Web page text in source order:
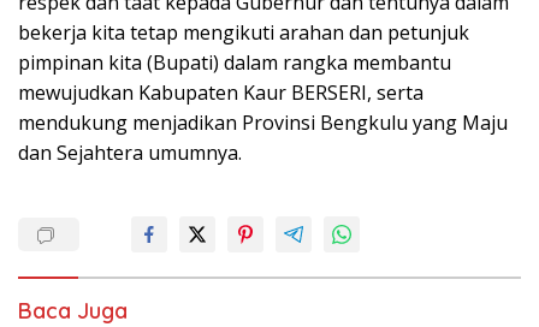
bekerja kita tetap mengikuti arahan dan petunjuk
pimpinan kita (Bupati) dalam rangka membantu
mewujudkan Kabupaten Kaur BERSERI, serta
mendukung menjadikan Provinsi Bengkulu yang Maju
dan Sejahtera umumnya.
Baca Juga